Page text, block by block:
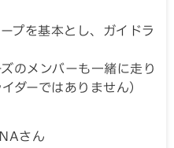
プを基本とし、ガイドラ
のメンバーも一緒に走り
ダーではありません）
さん